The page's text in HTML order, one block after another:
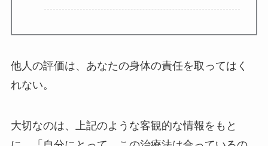
他人の評価は、あなたの身体の責任を取ってはく
れない。
大切なのは、上記のような客観的な情報をもと